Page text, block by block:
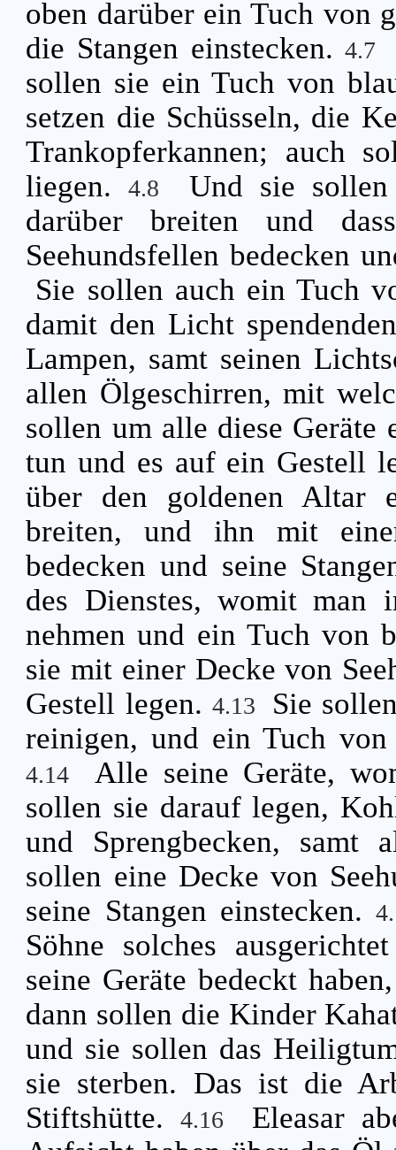
oben darüber ein Tuch von
die Stangen einstecken.4.7
sollen sie ein Tuch von
setzen die Schüsseln, die
Trankopferkannen; auch
liegen.4.8
Und sie
darüber breiten und
Seehundsfellen bedecken
Sie sollen auch ein Tuch
damit den Licht
Lampen, samt seinen
allen Ölgeschirren, mit
sollen um alle diese Geräte
tun und es auf ein Gestell
über den goldenen Altar
breiten, und ihn mit
bedecken und seine
des Dienstes, womit man
nehmen und ein Tuch von
sie mit einer Decke von
Gestell legen. 4.13
Sie
reinigen, und ein Tuch
4.14
Alle seine Geräte,
sollen sie darauf legen,
und Sprengbecken, samt
sollen eine Decke von
seine Stangen einstecken.
Söhne solches
seine Geräte bedeckt
dann sollen die Kinder
und sie sollen das
sie sterben. Das ist die
Stiftshütte.
4.16
Eleasar